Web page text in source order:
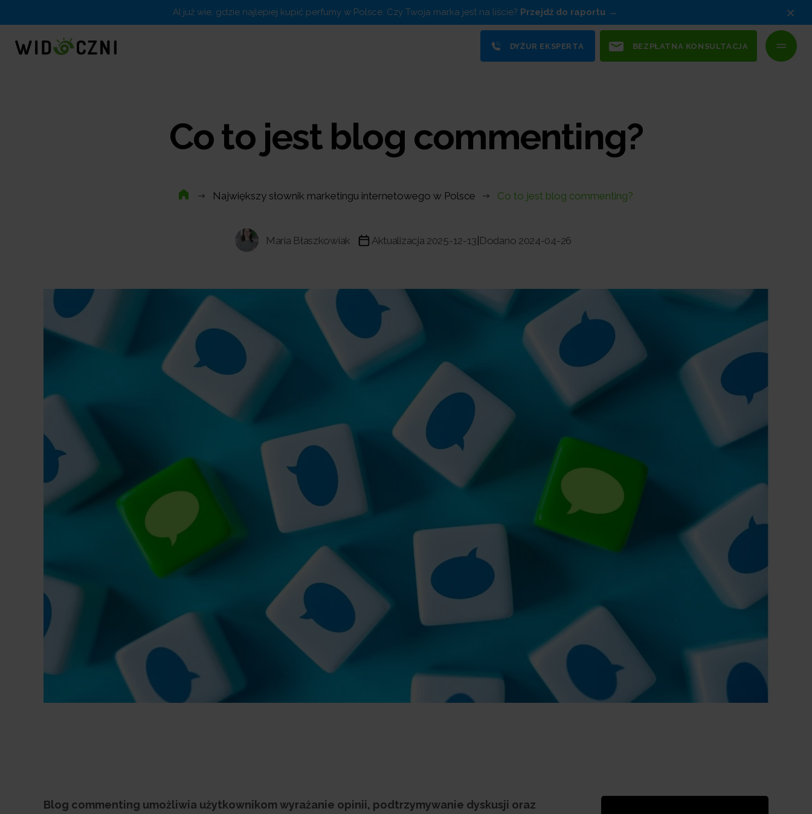
AI już wie, gdzie najlepiej kupić perfumy w Polsce. Czy Twoja marka jest na liście? Przejdź do raportu ×
DYŻUR EKSPERTA BEZPŁATNA KONSULTACJA
Co to jest blog commenting?
Największy słownik marketingu internetowego w Polsce Co to jest blog commenting?
Maria Błaszkowiak Aktualizacja 2025-12-13 Dodano 2024-04-26
Blog commenting umożliwia użytkownikom wyrażanie opinii, podtrzymywanie dyskusji oraz